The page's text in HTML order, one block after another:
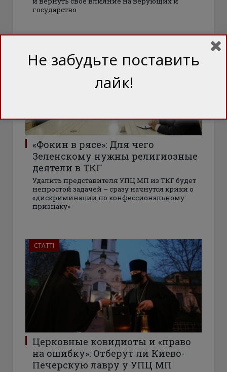
государство
«Фокин в рясе»: Для чего
Зеленскому нужны религиозные
деятели в ТКГ
Удалить представителя УПЦ МП из ТКГ будет
непростой задачей – сразу начнутся крики о
«дискриминации по конфессиональному
признаку»
СТАТТІ
Церковные ковидиоты и «право
на ошибку»: Отберут ли Киево-
Печерскую лавру у УПЦ МП
Не забудьте поставить
лайк!